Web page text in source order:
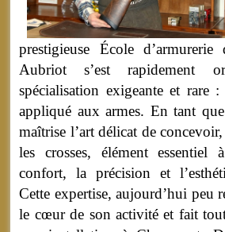
prestigieuse École
Aubriot s’est rapidement
spécialisation exigeante et rare
appliqué aux armes. En tant
maîtrise l’art délicat de
les crosses, élément
confort, la précision et
Cette expertise, aujourd’hui peu
le cœur de son activité et fait